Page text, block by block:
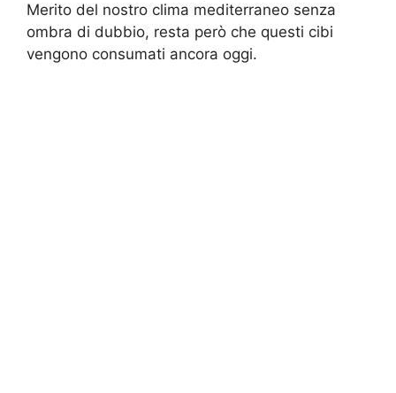
Merito del nostro clima mediterraneo senza
ombra di dubbio, resta però che questi cibi
vengono consumati ancora oggi.